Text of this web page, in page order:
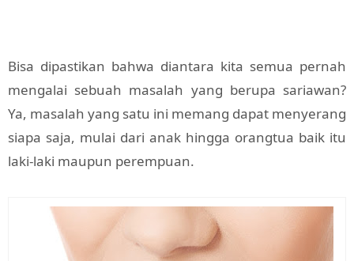
Bisa dipastikan bahwa diantara kita semua pernah
mengalai sebuah masalah yang berupa sariawan?
Ya, masalah yang satu ini memang dapat menyerang
siapa saja, mulai dari anak hingga orangtua baik itu
laki-laki maupun perempuan.